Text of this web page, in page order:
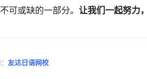
可或缺的一部分。 让我们一起努力
友达日语网校